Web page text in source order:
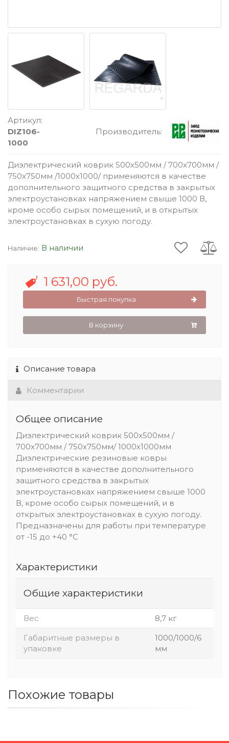
Артикул:
DIZ106-
1000
Производитель:
Диэлектрический коврик 500x500мм / 700x700мм /
750x750мм /1000х1000/ применяются в качестве
дополнительного защитного средства в закрытых
электроустановках напряжением свыше 1000 В,
кроме особо сырых помещений, и в открытых
электроустановках в сухую погоду.
Наличие: В наличии
1 631,00 руб.
Быстрая покупка
В корзину
Описание товара
Комментарии
Общее описание
Диэлектрический коврик 500x500мм /
700x700мм / 750x750мм/ 1000х1000мм
Диэлектрические резиновые ковры
применяются в качестве дополнительного
защитного средства в закрытых
электроустановках напряжением свыше 1000
В, кроме особо сырых помещений, и в
открытых электроустановках в сухую погоду.
Предназначены для работы при температуре
от -15 до +40 °С
Характеристики
Общие характеристики
Вес
8,7 кг
Габаритные размеры в
упаковке
1000/1000/6
мм
Похожие товары